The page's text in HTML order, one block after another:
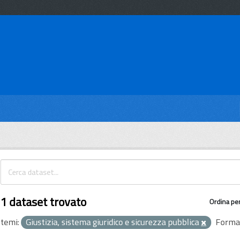
Ordina
1 dataset trovato
temi: Giustizia, sistema giuridico e sicurezza pubblica